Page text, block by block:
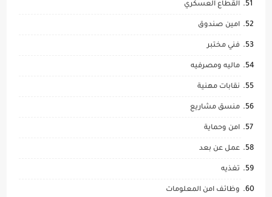
القطاع العسكري
امين صندوق
فني مختبر
ماليه ومصرفيه
نقابات مهنية
منسق مشاريع
امن وحماية
عمل عن بعد
تغذيه
وظائف امن المعلومات